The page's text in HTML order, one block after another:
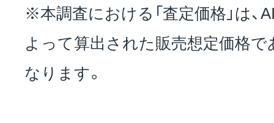
※本調査における「査定価格」は
よって算出された販売想定価格で
なります。